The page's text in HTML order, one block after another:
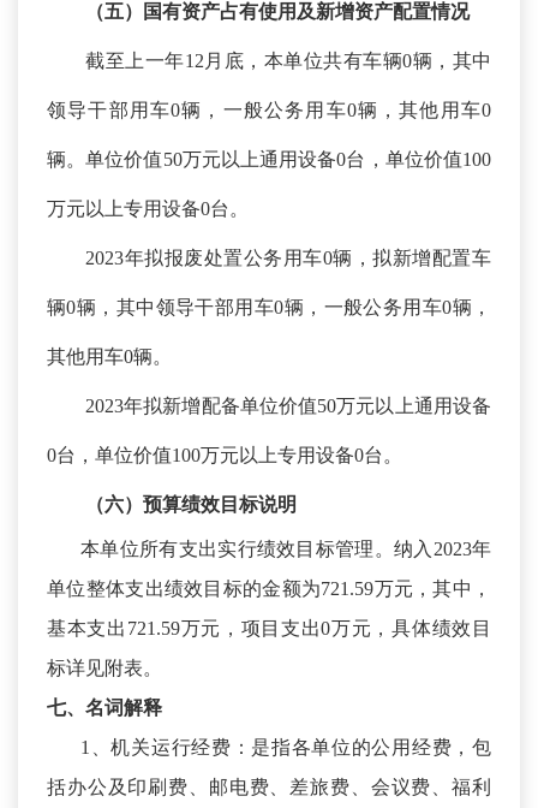
（五）国有资产占有使用及新增资产配置情况
截至上一年12月底，本单位共有车辆0辆，其中
领导干部用车0辆，一般公务用车0辆，其他用车0
辆。单位价值50万元以上通用设备0台，单位价值100
万元以上专用设备0台。
2023年拟报废处置公务用车0辆，拟新增配置车
辆0辆，其中领导干部用车0辆，一般公务用车0辆，
其他用车0辆。
2023年拟新增配备单位价值50万元以上通用设备
0台，单位价值100万元以上专用设备0台。
（六）预算绩效 目标说明
本单位所有支出实行绩效目标管理。纳入 2023年
单位整体支出绩效目标的金额为721.59万元，其中，
基本支出721.59万元，项目支出0万元，具体绩效目
标详见附表。
七、名词解释
1、机关运行经费：是指各单位的公用经费，包
括办公及印刷费、邮电费、差旅费、会议费、福利